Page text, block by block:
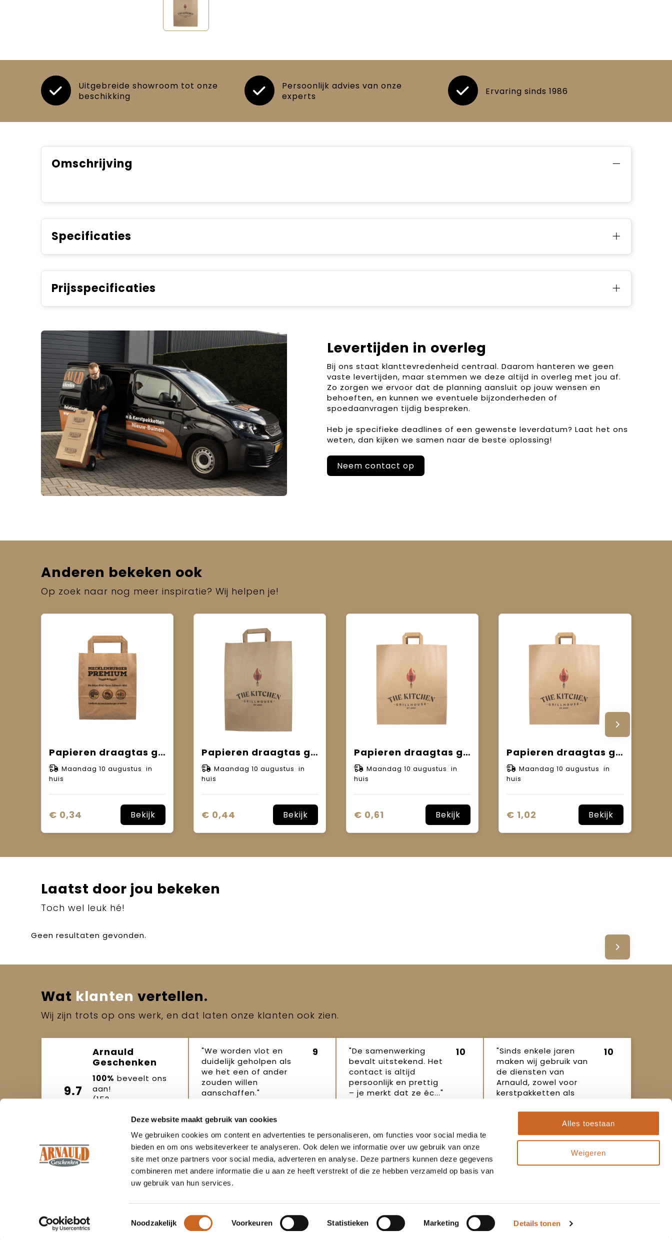
Deze website maakt gebruik van cookies
We gebruiken cookies om content en advertenties te personaliseren, om functies voor social media te
bieden en om ons websiteverkeer te analyseren. Ook delen we informatie over uw gebruik van onze
site met onze partners voor social media, adverteren en analyse. Deze partners kunnen deze gegevens
combineren met andere informatie die u aan ze heeft verstrekt of die ze hebben verzameld op basis van
uw gebruik van hun services.
Toestemmingsselectie
Noodzakelijk Voorkeuren Statistieken Marketing Details tonen
Alles toestaan
Weigeren
Uitgebreide showroom tot onze
beschikking
Persoonlijk advies van onze
experts
Ervaring sinds 1986
Omschrijving
Specificaties
Prijsspecificaties
Levertijden in overleg
Bij ons staat klanttevredenheid centraal. Daarom hanteren we geen
vaste levertijden, maar stemmen we deze altijd in overleg met jou af.
Zo zorgen we ervoor dat de planning aansluit op jouw wensen en
behoeften, en kunnen we eventuele bijzonderheden of
spoedaanvragen tijdig bespreken.
Heb je specifieke deadlines of een gewenste leverdatum? Laat het ons
weten, dan kijken we samen naar de beste oplossing!
Neem contact op
Anderen bekeken ook
Op zoek naar nog meer inspiratie? Wij helpen je!
Papieren draagtas gevouwen handvat bruin S (B5) 18 x 8 x 22 cm
Maandag 10 augustus in
huis
€ 0,34 Bekijk
Papieren draagtas gevouwen handvat bruin M (A4) 22 x 11 x 28 cm
Maandag 10 augustus in
huis
€ 0,44 Bekijk
Papieren draagtas gevouwen handvat bruin XL (A3) 32 x 15 x 42 cm
Maandag 10 augustus in
huis
€ 0,61 Bekijk
Papieren draagtas gevouwen handvat bruin XXL (A2) 45 x 17 x 45 cm
Maandag 10 augustus in
huis
€ 1,02 Bekijk
Laatst door jou bekeken
Toch wel leuk hé!
Geen resultaten gevonden.
Wat klanten vertellen.
Wij zijn trots op ons werk, en dat laten onze klanten ook zien.
9.7
Arnauld
Geschenken
100% beveelt ons
aan!
(152
Beoordeel ons
"We worden vlot en
duidelijk geholpen als
we het een of ander
zouden willen
aanschaffen."
9
Joop Robertus
oktober 2025
"De samenwerking
bevalt uitstekend. Het
contact is altijd
persoonlijk en prettig
– je merkt dat ze éc..."
10
"Sinds enkele jaren
maken wij gebruik van
de diensten van
Arnauld, zowel voor
kerstpakketten als
10
16 oktober
Ervaring sinds 1986
Klantenservice
Contact
Veilig winkelen
Algemene voorwaarden
Populaire thema's
Kerstpakketten
functioneren maken wij gebruik van
cookies.
Weigeren